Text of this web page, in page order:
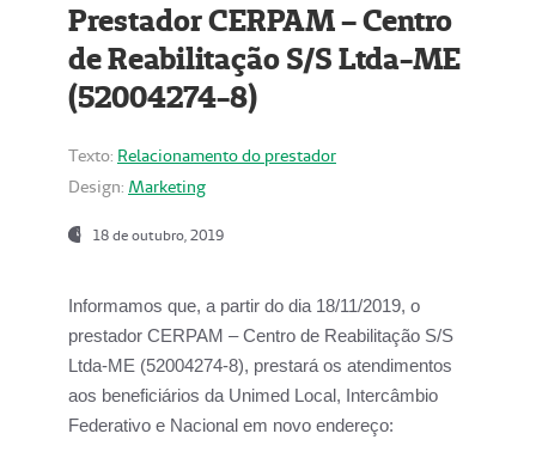
Prestador CERPAM – Centro
de Reabilitação S/S Ltda-ME
(52004274-8)
Texto: Relacionamento do prestador
Design: Marketing
18 de outubro, 2019
Informamos que, a partir do dia 18/11/2019, o
prestador CERPAM – Centro de Reabilitação S/S
Ltda-ME (52004274-8), prestará os atendimentos
aos beneficiários da Unimed Local, Intercâmbio
Federativo e Nacional em novo endereço: